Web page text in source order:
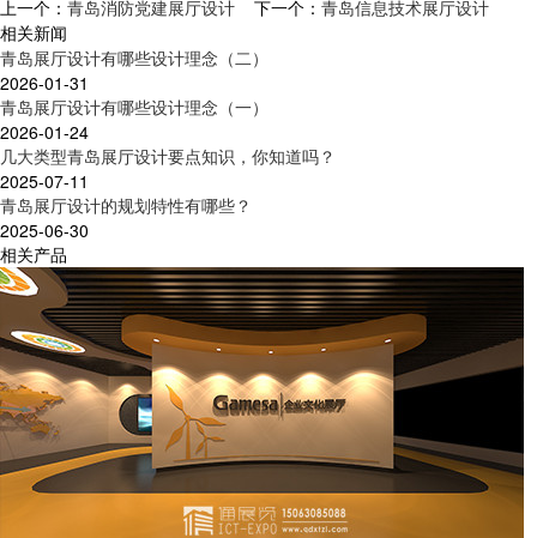
上一个： 青岛消防党建展厅设计 下一个： 青岛信息技术展厅设计
相关新闻
青岛展厅设计有哪些设计理念（二）
2026-01-31
青岛展厅设计有哪些设计理念（一）
2026-01-24
几大类型青岛展厅设计要点知识，你知道吗？
2025-07-11
青岛展厅设计的规划特性有哪些？
2025-06-30
相关产品